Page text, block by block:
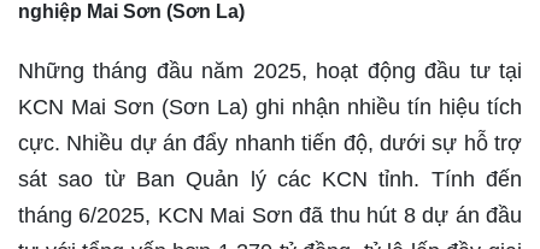
nghiệp Mai Sơn (Sơn La)
Những tháng đầu năm 2025, hoạt động đầu tư tại
KCN Mai Sơn (Sơn La) ghi nhận nhiều tín hiệu tích
cực. Nhiều dự án đẩy nhanh tiến độ, dưới sự hỗ trợ
sát sao từ Ban Quản lý các KCN tỉnh. Tính đến
tháng 6/2025, KCN Mai Sơn đã thu hút 8 dự án đầu